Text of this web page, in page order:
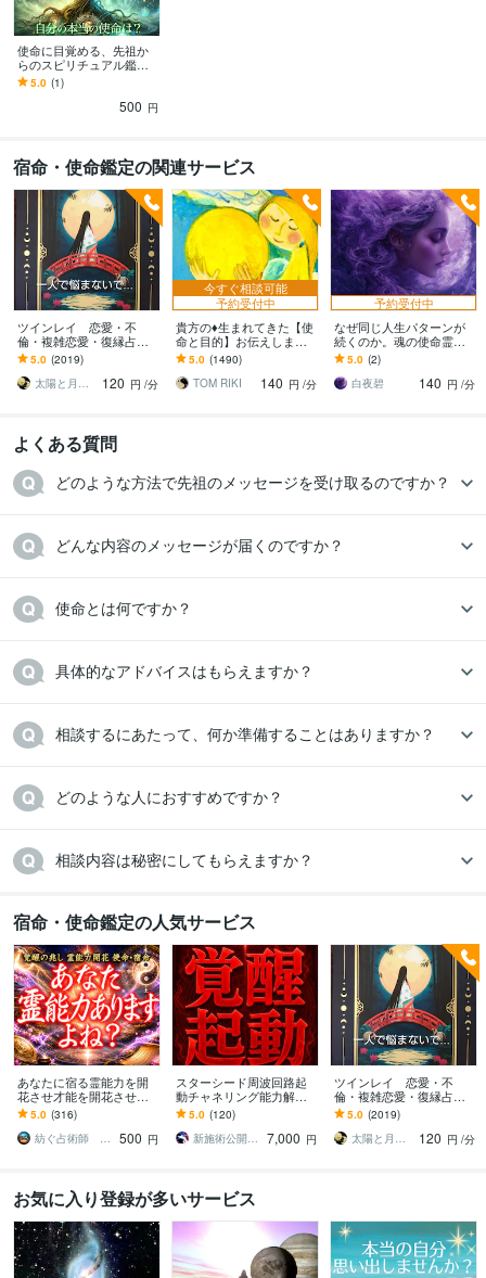
使命に目覚める、先祖か
らのスピリチュアル鑑定
します 先祖の導きで使命
を知り、人生の迷いを解
5.0 (1)
500 円
宿命・使命鑑定の関連サービス
ツインレイ 恋愛・不
倫・複雑恋愛・復縁占い
ます ツインレイ☯️気にな
る方！是非、占います✨
5.0 (2019)
太陽と月の光
120 円 /分
今すぐ相談可能
予約受付中
貴方の♦️生まれてきた【使
命と目的】お伝えします
女性限定♦️愛・仕事・縁…
全ての迷いは使命へと繋
がる
5.0 (1490)
TOM RIKI
140 円 /分
予約受付中
なぜ同じ人生パターンが
続くのか。魂の使命霊視
します 輪廻を超えて繰り
返してきたテーマの「完
了」をサポートします
5.0 (2)
白夜碧
140 円 /分
よくある質問
どのような方法で先祖のメッセージを受け取るのですか？
どんな内容のメッセージが届くのですか？
使命とは何ですか？
具体的なアドバイスはもらえますか？
相談するにあたって、何か準備することはありますか？
どのような人におすすめですか？
相談内容は秘密にしてもらえますか？
宿命・使命鑑定の人気サービス
あなたに宿る霊能力を開
花させ才能を開花させま
す 霊感・霊力の覚醒|未来
を切り開き、運命を幸福
にする至高の鑑定
5.0 (316)
紡ぐ占術師 宗馬【観音千里眼×呪術】
500 円
スターシード周波回路起
動チャネリング能力解放
します 光而＋神核のエネ
ルギーラインを整えESP
能力最大化を導きます
5.0 (120)
新施術公開→≪相手意識強制変化≫◆星桜龍
7,000 円
ツインレイ 恋愛・不
倫・複雑恋愛・復縁占い
ます ツインレイ☯️気にな
る方！是非、占います✨
5.0 (2019)
太陽と月の光
120 円 /分
お気に入り登録が多いサービス